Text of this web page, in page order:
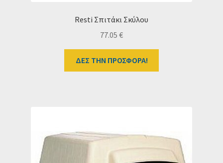
Resti Σπιτάκι Σκύλου
77.05 €
ΔΕΣ ΤΗΝ ΠΡΟΣΦΟΡΑ!